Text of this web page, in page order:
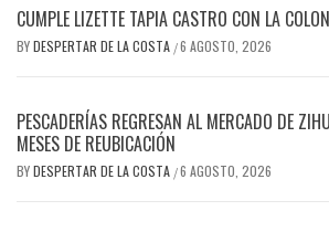
CUMPLE LIZETTE TAPIA CASTRO CON LA
BYDESPERTAR DE LA COSTA /6 AGOSTO, 2026
PESCADERÍAS REGRESAN AL MERCADO DE
MESES DE REUBICACIÓN
BYDESPERTAR DE LA COSTA /6 AGOSTO, 2026